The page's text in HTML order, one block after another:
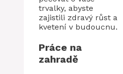
trvalky, abyste
zajistili zdravý růst a
kvetení v budoucnu.
Práce na
zahradě